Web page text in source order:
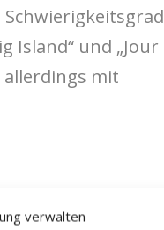
verwalten
Island“ und „Jour
allerdings mit